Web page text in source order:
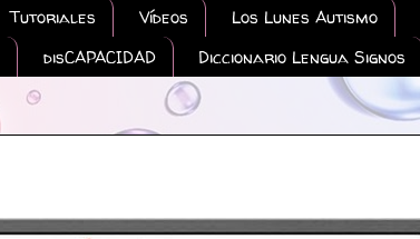
Tutoriales Vídeos Los Lunes Autismo
disCAPACIDAD Diccionario Lengua Signos